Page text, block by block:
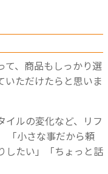
て、商品もしっかり選
いただけたらと思いま
イルの変化など、リフ
「小さな事だから頼
したい」「ちょっと話